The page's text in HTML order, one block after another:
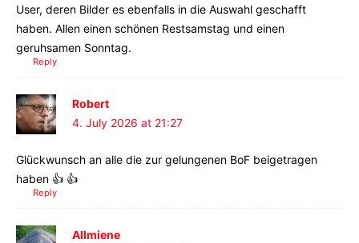
User, deren Bilder es ebenfalls in die Auswahl geschafft
haben. Allen einen schönen Restsamstag und einen
geruhsamen Sonntag.
Reply
Robert
4. July 2026 at 21:27
Glückwunsch an alle die zur gelungenen BoF beigetragen
haben 👍 👍
Reply
Allmiene